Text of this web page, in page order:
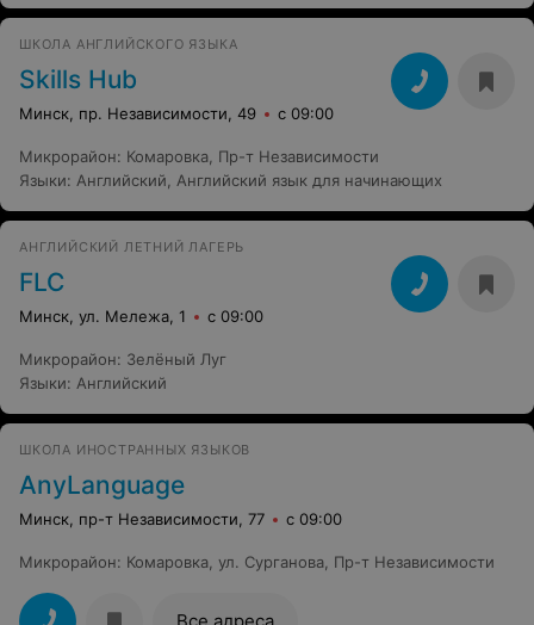
ШКОЛА АНГЛИЙСКОГО ЯЗЫКА
Skills Hub
Минск, пр. Независимости, 49 с 09:00
Микрорайон: Комаровка Пр-т Независимости
Языки: Английский Английский язык для начинающих
АНГЛИЙСКИЙ ЛЕТНИЙ ЛАГЕРЬ
FLC
Минск, ул. Мележа, 1 с 09:00
Микрорайон: Зелёный Луг
Языки: Английский
ШКОЛА ИНОСТРАННЫХ ЯЗЫКОВ
AnyLanguage
Минск, пр-т Независимости, 77 с 09:00
Микрорайон: Комаровка ул. Сурганова Пр-т Независимости